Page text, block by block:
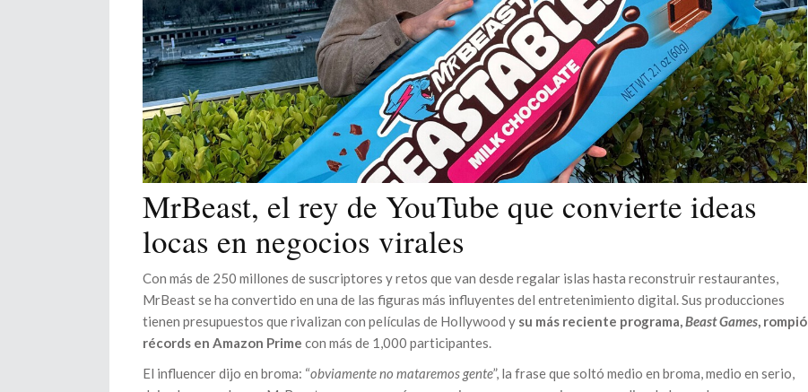
MrBeast, el rey de YouTube que convierte ideas
locas en negocios virales
Con más de 250 millones de suscriptores y retos que van desde regalar islas hasta reconstruir restaurantes,
MrBeast se ha convertido en una de las figuras más influyentes del entretenimiento digital. Sus producciones
tienen presupuestos que rivalizan con películas de Hollywood y su más reciente programa,Beast Games, rompió
récords en Amazon Prime con más de 1,000 participantes.
El influencer dijo en broma: “obviamente no mataremos gente”, la frase que soltó medio en broma, medio en serio,